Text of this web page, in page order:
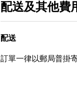
配送及其他費
配送
訂單一律以郵局普掛